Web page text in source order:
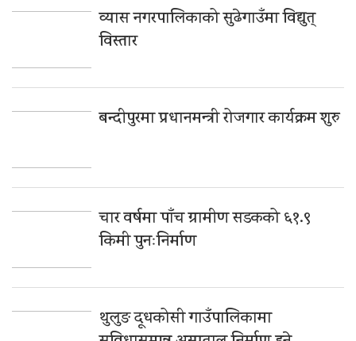
व्यास नगरपालिकाको सुढेगाउँमा विद्युत्
विस्तार
बन्दीपुरमा प्रधानमन्त्री रोजगार कार्यक्रम शुरु
चार वर्षमा पाँच ग्रामीण सडकको ६१.९
किमी पुनःनिर्माण
थुलुङ दूधकोसी गाउँपालिकामा